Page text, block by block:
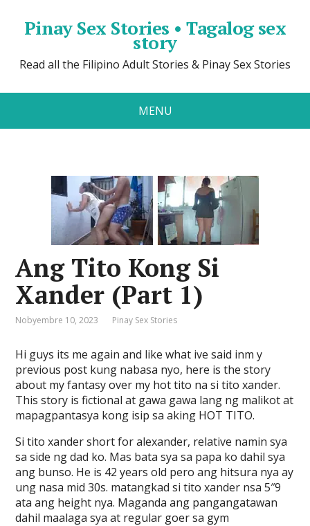
Pinay Sex Stories • Tagalog sex
story
Read all the Filipino Adult Stories & Pinay Sex Stories
MENU
Ang Tito Kong Si
Xander (Part 1)
Nobyembre 10, 2023 Pinay Sex Stories
Hi guys its me again and like what ive said inm y
previous post kung nabasa nyo, here is the story
about my fantasy over my hot tito na si tito xander.
This story is fictional at gawa gawa lang ng malikot at
mapagpantasya kong isip sa aking HOT TITO.
Si tito xander short for alexander, relative namin sya
sa side ng dad ko. Mas bata sya sa papa ko dahil sya
ang bunso. He is 42 years old pero ang hitsura nya ay
ung nasa mid 30s. matangkad si tito xander nsa 5″9
ata ang height nya. Maganda ang pangangatawan
dahil maalaga sya at regular goer sa gym